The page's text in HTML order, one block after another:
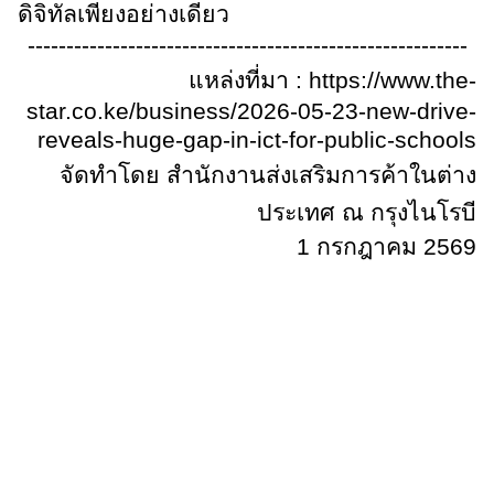
ดิจิทัลเพียงอย่างเดียว
---------------------------------------------------------
แหล่งที่มา : https://www.the-
star.co.ke/business/2026-05-23-new-drive-
reveals-huge-gap-in-ict-for-public-schools
จัดทำโดย สำนักงานส่งเสริมการค้าในต่าง
ประเทศ ณ กรุงไนโรบี
1 กรกฎาคม 2569